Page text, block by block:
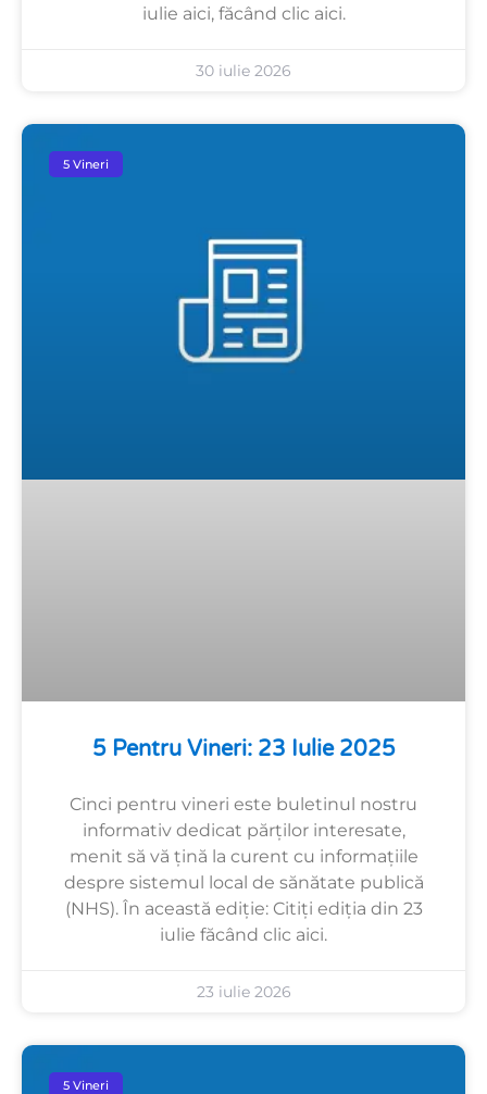
iulie aici, făcând clic aici.
30 iulie 2026
5 Vineri
5 Pentru Vineri: 23 Iulie 2025
Cinci pentru vineri este buletinul nostru
informativ dedicat părților interesate,
menit să vă țină la curent cu informațiile
despre sistemul local de sănătate publică
(NHS). În această ediție: Citiți ediția din 23
iulie făcând clic aici.
23 iulie 2026
5 Vineri